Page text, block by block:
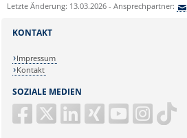
Letzte Änderung: 13.03.2026 - Ansprechpartner:
SOZIALE MEDIEN
KONTAKT
Impressum
Kontakt